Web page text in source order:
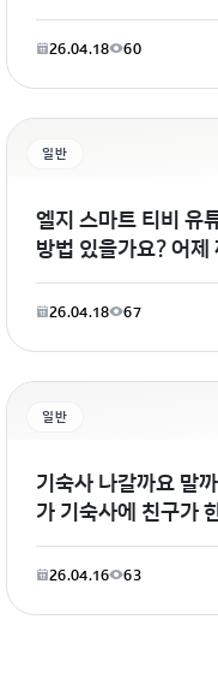
26.04.18 60
일반
엘지 스마트 티비 유
방법 있을가요? 어
자 저렇게 사진 처럼
26.04.18 67
일반
기숙사 나갈까요 말
가 기숙사에 친구가
간데요;;최근에도 얘
26.04.16 63